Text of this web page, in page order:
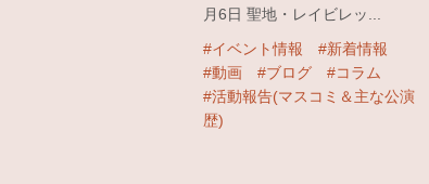
月6日 聖地・レイビレッ...
#イベント情報
#新着情報
#動画
#ブログ
#コラム
#活動報告(マスコミ＆主な公演
歴)